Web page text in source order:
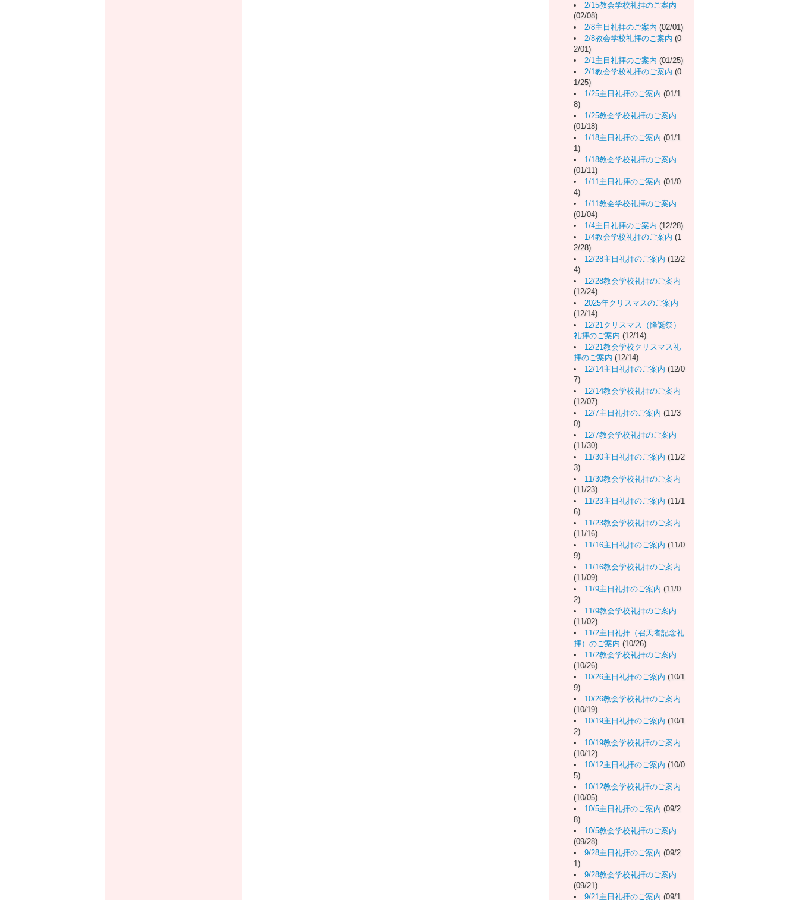
2/15教会学校礼拝のご案内
(02/08)
2/8主日礼拝のご案内 (02/01)
2/8教会学校礼拝のご案内 (0
2/01)
2/1主日礼拝のご案内 (01/25)
2/1教会学校礼拝のご案内 (0
1/25)
1/25主日礼拝のご案内 (01/1
8)
1/25教会学校礼拝のご案内
(01/18)
1/18主日礼拝のご案内 (01/1
1)
1/18教会学校礼拝のご案内
(01/11)
1/11主日礼拝のご案内 (01/0
4)
1/11教会学校礼拝のご案内
(01/04)
1/4主日礼拝のご案内 (12/28)
1/4教会学校礼拝のご案内 (1
2/28)
12/28主日礼拝のご案内 (12/2
4)
12/28教会学校礼拝のご案内
(12/24)
2025年クリスマスのご案内
(12/14)
12/21クリスマス（降誕祭）
礼拝のご案内 (12/14)
12/21教会学校クリスマス礼
拝のご案内 (12/14)
12/14主日礼拝のご案内 (12/0
7)
12/14教会学校礼拝のご案内
(12/07)
12/7主日礼拝のご案内 (11/3
0)
12/7教会学校礼拝のご案内
(11/30)
11/30主日礼拝のご案内 (11/2
3)
11/30教会学校礼拝のご案内
(11/23)
11/23主日礼拝のご案内 (11/1
6)
11/23教会学校礼拝のご案内
(11/16)
11/16主日礼拝のご案内 (11/0
9)
11/16教会学校礼拝のご案内
(11/09)
11/9主日礼拝のご案内 (11/0
2)
11/9教会学校礼拝のご案内
(11/02)
11/2主日礼拝（召天者記念礼
拝）のご案内 (10/26)
11/2教会学校礼拝のご案内
(10/26)
10/26主日礼拝のご案内 (10/1
9)
10/26教会学校礼拝のご案内
(10/19)
10/19主日礼拝のご案内 (10/1
2)
10/19教会学校礼拝のご案内
(10/12)
10/12主日礼拝のご案内 (10/0
5)
10/12教会学校礼拝のご案内
(10/05)
10/5主日礼拝のご案内 (09/2
8)
10/5教会学校礼拝のご案内
(09/28)
9/28主日礼拝のご案内 (09/2
1)
9/28教会学校礼拝のご案内
(09/21)
9/21主日礼拝のご案内 (09/1